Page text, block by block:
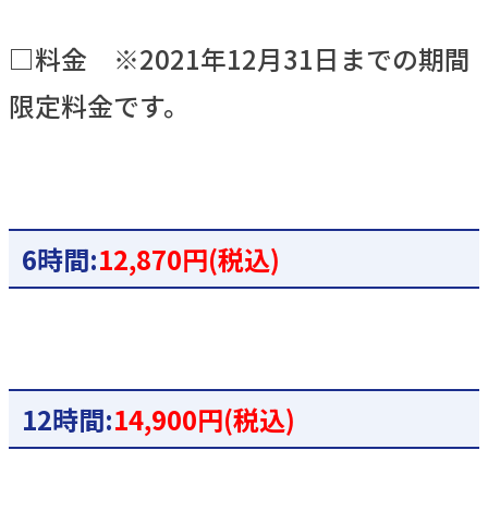
□料金 ※2021年12月31日までの期間
限定料金です。
6時間:12,870円(税込)
12時間:14,900円(税込)